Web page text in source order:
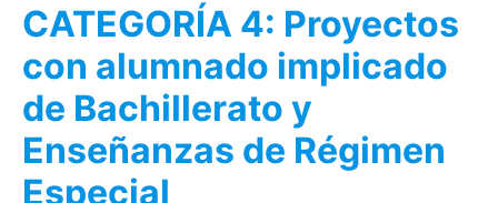
CATEGORÍA 4: Proyectos
con alumnado implicado
de Bachillerato y
Enseñanzas de Régimen
Especial